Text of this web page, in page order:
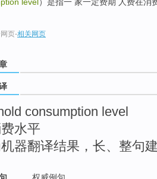
页-相关网页
consumption level
水平
器翻译结果，长、整句